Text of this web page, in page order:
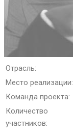
Отрасль:
Место реализации:
Команда проекта:
Количество
участников: